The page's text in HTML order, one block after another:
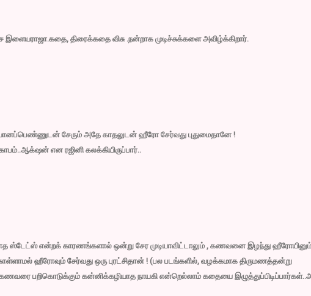
திரைக்கதை விசு .நன்றாக முடிச்சுக்களை அவிழ்க்கிறார்.
சேரும் அதே காதலுடன் ஹீரோ சேர்வது புதுமைதானே !
என ரஜினி கலக்கியிருப்பார்..
ஸ்டேட்ஸ் என்றக் காரணங்களால் ஒன்று சேர முடியாவிட்டாலும் , கணவனை இழந்து
ஹீரோவும் சேர்வது ஒரு புரட்சிதான் ! (பல படங்களில், வழக்கமாக திருமணத்தன்று
கணவரை பறிகொடுக்கும் கன்னிக்கழியாத நாயகி என்றெல்லாம் கதையை